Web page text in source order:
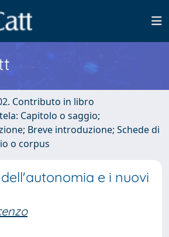
Contributo in libro
Capitolo o saggio;
Breve introduzione; Schede di
o corpus
e i nuovi